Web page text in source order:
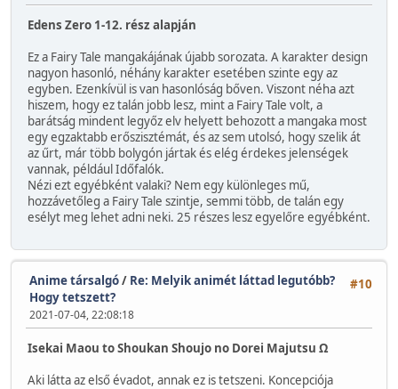
Edens Zero 1-12. rész alapján
Ez a Fairy Tale mangakájának újabb sorozata. A karakter design
nagyon hasonló, néhány karakter esetében szinte egy az
egyben. Ezenkívül is van hasonlóság bőven. Viszont néha azt
hiszem, hogy ez talán jobb lesz, mint a Fairy Tale volt, a
barátság mindent legyőz elv helyett behozott a mangaka most
egy egzaktabb erőszisztémát, és az sem utolsó, hogy szelik át
az űrt, már több bolygón jártak és elég érdekes jelenségek
vannak, például Időfalók.
Nézi ezt egyébként valaki? Nem egy különleges mű,
hozzávetőleg a Fairy Tale szintje, semmi több, de talán egy
esélyt meg lehet adni neki. 25 részes lesz egyelőre egyébként.
#10
Anime társalgó/ Re: Melyik animét láttad legutóbb?
Hogy tetszett?
2021-07-04, 22:08:18
Isekai Maou to Shoukan Shoujo no Dorei Majutsu Ω
Aki látta az első évadot, annak ez is tetszeni. Koncepciója